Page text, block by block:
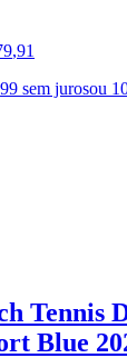
,91
sem jurosou
Tennis
Blue